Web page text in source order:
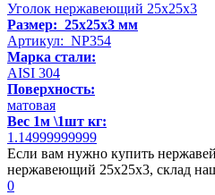
Уголок нержавеющий 25х25х3
Размер: 25х25х3 мм
Артикул: NP354
Марка стали:
AISI 304
Поверхность:
матовая
Вес 1м \1шт кг:
1.14999999999
Если вам нужно купить
нержавеющий 25х25х3, склад
0